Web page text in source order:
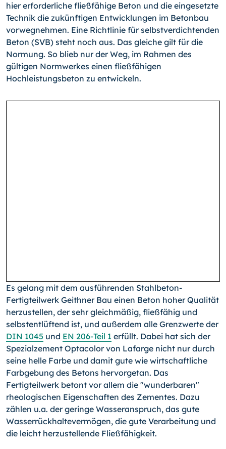
hier erforderliche fließfähige Beton und die eingesetzte
Technik die zukünftigen Entwicklungen im Betonbau
vorwegnehmen. Eine Richtlinie für selbstverdichtenden
Beton (SVB) steht noch aus. Das gleiche gilt für die
Normung. So blieb nur der Weg, im Rahmen des
gültigen Normwerkes einen fließfähigen
Hochleistungsbeton zu entwickeln.
Es gelang mit dem ausführenden Stahlbeton-
Fertigteilwerk Geithner Bau einen Beton hoher Qualität
herzustellen, der sehr gleichmäßig, fließfähig und
selbstentlüftend ist, und außerdem alle Grenzwerte der
DIN 1045 und EN 206-Teil 1 erfüllt. Dabei hat sich der
Spezialzement Optacolor von Lafarge nicht nur durch
seine helle Farbe und damit gute wie wirtschaftliche
Farbgebung des Betons hervorgetan. Das
Fertigteilwerk betont vor allem die "wunderbaren"
rheologischen Eigenschaften des Zementes. Dazu
zählen u.a. der geringe Wasseranspruch, das gute
Wasserrückhaltevermögen, die gute Verarbeitung und
die leicht herzustellende Fließfähigkeit.